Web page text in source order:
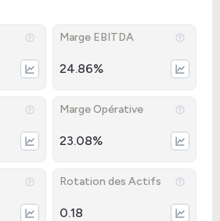
Marge EBITDA
24.86%
Marge Opérative
23.08%
Rotation des Actifs
0.18